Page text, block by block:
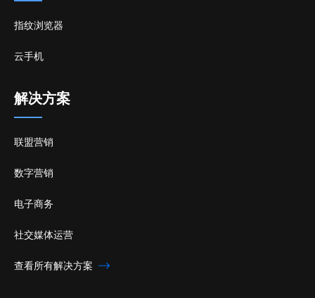
指纹浏览器
云手机
解决方案
联盟营销
数字营销
电子商务
社交媒体运营
查看所有解决方案